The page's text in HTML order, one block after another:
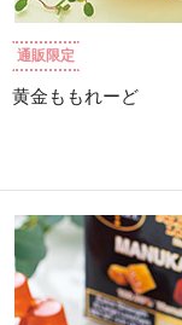
通販限定
黄金ももれーど